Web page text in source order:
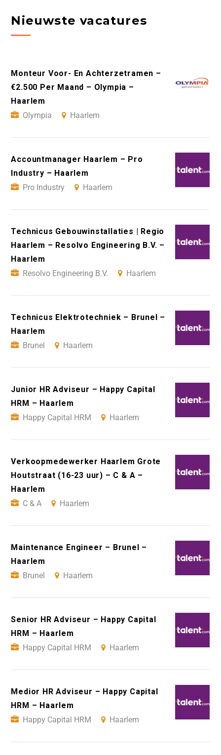
Nieuwste vacatures
Monteur Voor- En Achterzetramen –
€2.500 Per Maand – Olympia –
Haarlem
Olympia
Haarlem
Accountmanager Haarlem – Pro
Industry – Haarlem
Pro Industry
Haarlem
Technicus Gebouwinstallaties | Regio
Haarlem – Resolvo Engineering B.V. –
Haarlem
Resolvo Engineering B.V.
Haarlem
Technicus Elektrotechniek – Brunel –
Haarlem
Brunel
Haarlem
Junior HR Adviseur – Happy Capital
HRM – Haarlem
Happy Capital HRM
Haarlem
Verkoopmedewerker Haarlem Grote
Houtstraat (16-23 uur) – C & A –
Haarlem
C & A
Haarlem
Maintenance Engineer – Brunel –
Haarlem
Brunel
Haarlem
Senior HR Adviseur – Happy Capital
HRM – Haarlem
Happy Capital HRM
Haarlem
Medior HR Adviseur – Happy Capital
HRM – Haarlem
Happy Capital HRM
Haarlem